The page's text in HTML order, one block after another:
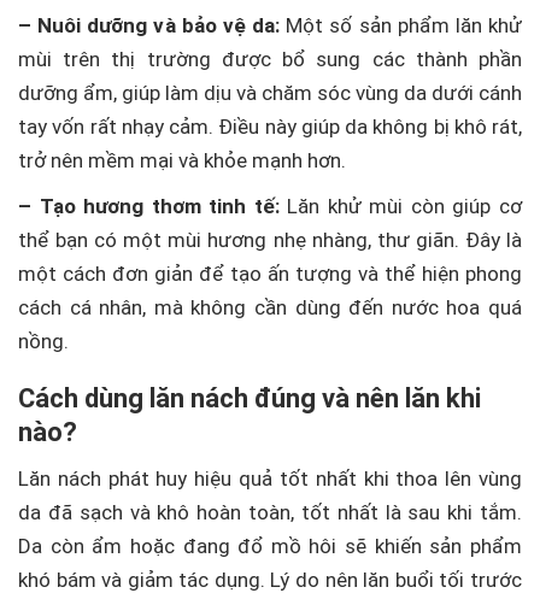
– Nuôi dưỡng và bảo vệ da: Một số sản phẩm lăn khử
mùi trên thị trường được bổ sung các thành phần
dưỡng ẩm, giúp làm dịu và chăm sóc vùng da dưới cánh
tay vốn rất nhạy cảm. Điều này giúp da không bị khô rát,
trở nên mềm mại và khỏe mạnh hơn.
– Tạo hương thơm tinh tế:Lăn khử mùi còn giúp cơ
thể bạn có một mùi hương nhẹ nhàng, thư giãn. Đây là
một cách đơn giản để tạo ấn tượng và thể hiện phong
cách cá nhân, mà không cần dùng đến nước hoa quá
nồng.
Cách dùng lăn nách đúng và nên lăn khi
nào?
Lăn nách phát huy hiệu quả tốt nhất khi thoa lên vùng
da đã sạch và khô hoàn toàn, tốt nhất là sau khi tắm.
Da còn ẩm hoặc đang đổ mồ hôi sẽ khiến sản phẩm
khó bám và giảm tác dụng. Lý do nên lăn buổi tối trước